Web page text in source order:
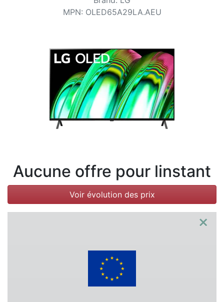
MPN: OLED65A29LA.AEU
Aucune offre pour linstant
Voir évolution des prix
×